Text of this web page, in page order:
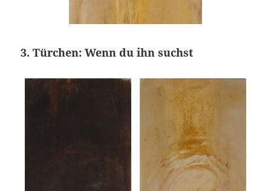
3. Türchen: Wenn du ihn suchst